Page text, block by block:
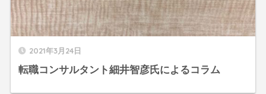
2021年3月24日
転職コンサルタント細井智彦氏によるコラム